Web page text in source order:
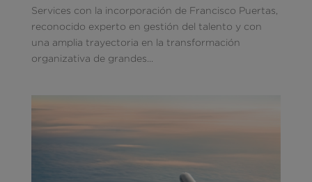
Services con la incorporación de Francisco Puertas,
reconocido experto en gestión del talento y con
una amplia trayectoria en la transformación
organizativa de grandes...